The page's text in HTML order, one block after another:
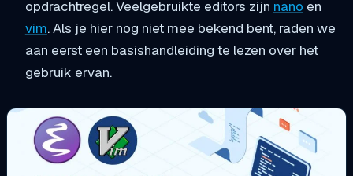
opdrachtregel. Veelgebruikte editors zijn nano en
vim. Als je hier nog niet mee bekend bent, raden we
aan eerst een basishandleiding te lezen over het
gebruik ervan.